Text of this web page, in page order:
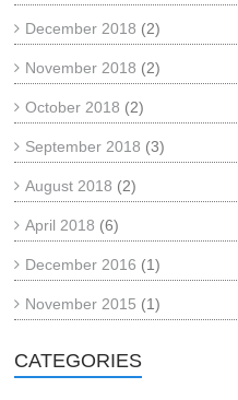
December 2018 (2)
November 2018 (2)
October 2018 (2)
September 2018 (3)
August 2018 (2)
April 2018 (6)
December 2016 (1)
November 2015 (1)
CATEGORIES